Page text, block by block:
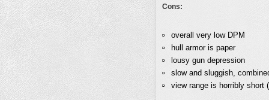
Cons:
overall very low DPM
hull armor is paper
lousy gun depression
slow and sluggish,
view range is horribly short